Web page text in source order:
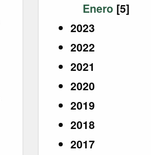
Enero [5]
2023
2022
2021
2020
2019
2018
2017